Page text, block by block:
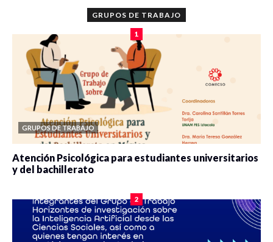
GRUPOS DE TRABAJO
1
GRUPOS DE TRABAJO
Atención Psicológica para estudiantes universitarios
y del bachillerato
2